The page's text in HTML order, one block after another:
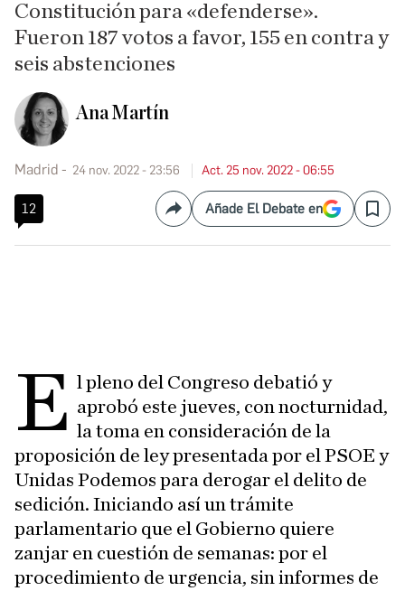
Constitución para «defenderse».
Fueron 187 votos a favor, 155 en contra y
seis abstenciones
Ana Martín
Madrid 24 nov. 2022 - 23:56 Act. 25 nov. 2022 - 06:55
12 CompartirAñade El Debate en Save
E l pleno del Congreso debatió y
aprobó este jueves, con nocturnidad,
la toma en consideración de la
proposición de ley presentada por el PSOE y
Unidas Podemos para derogar el delito de
sedición. Iniciando así un trámite
parlamentario que el Gobierno quiere
zanjar en cuestión de semanas: por el
procedimiento de urgencia, sin informes de